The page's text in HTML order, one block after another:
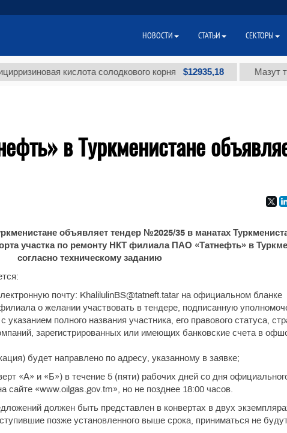
кислота солодкового корня $12935,18 Мазут
в Туркменистане
объявляет тендер №2025/35 в манатах
участка по ремонту НКТ филиала ПАО «Татнефть» в
согласно техническому заданию
почту: KhalilulinBS@tatneft.tatar на официальном бланке
о желании участвовать в тендере, подписанную
полного названия участника, его правового статуса,
зарегистрированных или имеющих банковские счета в
будет направлено по адресу, указанному в заявке;
«А» и «Б») в течение 5 (пяти) рабочих дней со дня
сайте «www.oilgas.gov.tm», но не позднее 18:00 часов.
должен быть представлен в конвертах в двух
позже установленного выше срока, приниматься не
НОВОСТИ СТАТЬИ СЕКТОРЫ